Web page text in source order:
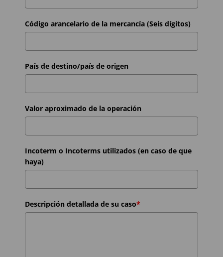
Código arancelario de la mercancía (Seis dígitos)
País de destino/país de origen
Valor aproximado de la operación
Incoterm o Incoterms utilizados (en caso de que
haya)
Descripción detallada de su caso*